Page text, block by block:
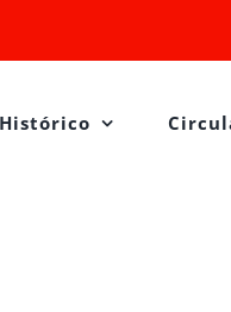
Histórico